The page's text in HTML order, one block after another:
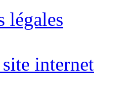
légales
internet